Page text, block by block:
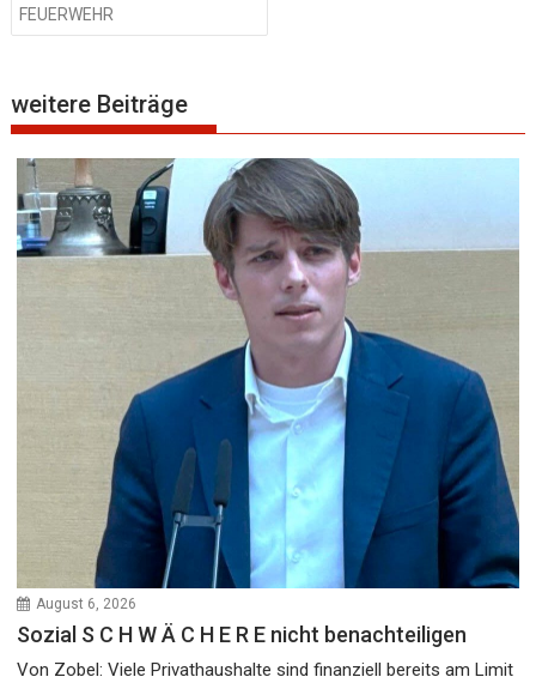
FEUERWEHR
weitere Beiträge
August 6, 2026
Sozial S C H W Ä C H E R E nicht benachteiligen
Von Zobel: Viele Privathaushalte sind finanziell bereits am Limit